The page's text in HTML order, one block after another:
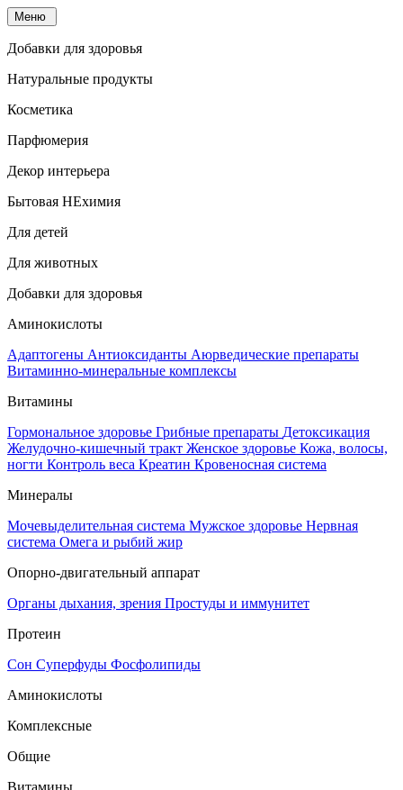
Меню
Добавки для здоровья
Натуральные продукты
Косметика
Парфюмерия
Декор интерьера
Бытовая НЕхимия
Для детей
Для животных
Добавки для здоровья
Аминокислоты
Адаптогены Антиоксиданты Аюрведические препараты
Витаминно-минеральные комплексы
Витамины
Гормональное здоровье Грибные препараты Детоксикация
Желудочно-кишечный тракт Женское здоровье Кожа, волосы,
ногти Контроль веса Креатин Кровеносная система
Минералы
Мочевыделительная система Мужское здоровье Нервная
система Омега и рыбий жир
Опорно-двигательный аппарат
Органы дыхания, зрения Простуды и иммунитет
Протеин
Сон Суперфуды Фосфолипиды
Аминокислоты
Комплексные
Общие
Витамины